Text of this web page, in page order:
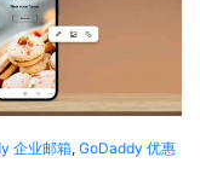
企业邮箱, GoDaddy 优惠